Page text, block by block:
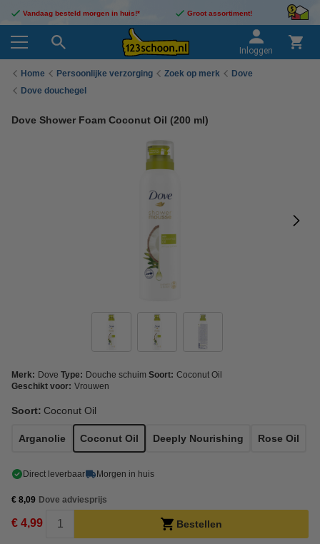
Vandaag besteld morgen in huis!* Groot assortiment!
Inloggen
Home Persoonlijke verzorging Zoek op merk
Dove
Dove douchegel
Dove Shower Foam Coconut Oil (200 ml)
Merk: Dove Type: Douche schuim Soort: Coconut Oil
Geschikt voor: Vrouwen
Soort: Coconut Oil
Arganolie Coconut Oil Deeply Nourishing Rose Oil
Direct leverbaar Morgen in huis
€ 8,09 Dove adviesprijs
€ 4,99 Bestellen